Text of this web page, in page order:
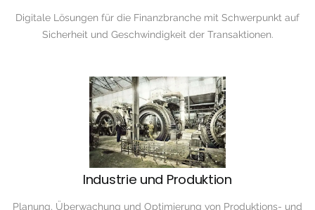
Digitale Lösungen für die Finanzbranche mit Schwerpunkt auf
Sicherheit und Geschwindigkeit der Transaktionen.
Industrie und Produktion
Planung, Überwachung und Optimierung von Produktions- und